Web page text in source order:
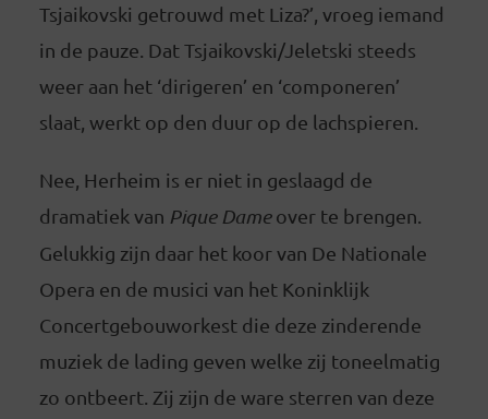
Tsjaikovski getrouwd met Liza?’, vroeg iemand
in de pauze. Dat Tsjaikovski/Jeletski steeds
weer aan het ‘dirigeren’ en ‘componeren’
slaat, werkt op den duur op de lachspieren.
Nee, Herheim is er niet in geslaagd de
dramatiek van Pique Dameover te brengen.
Gelukkig zijn daar het koor van De Nationale
Opera en de musici van het Koninklijk
Concertgebouworkest die deze zinderende
muziek de lading geven welke zij toneelmatig
zo ontbeert. Zij zijn de ware sterren van deze